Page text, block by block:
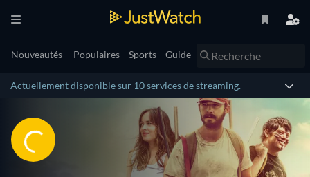
Nouveautés Populaires Sports Guide
Actuellement disponible sur 10 services de streaming.